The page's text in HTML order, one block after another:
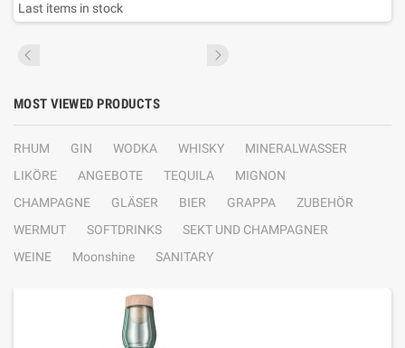
Last items in stock
MOST VIEWED PRODUCTS
RHUM GIN WODKA WHISKY
MINERALWASSER
LIKÖRE
ANGEBOTE TEQUILA
MIGNON
CHAMPAGNE
GLÄSER BIER GRAPPA
ZUBEHÖR
WERMUT
SOFTDRINKS
SEKT UND CHAMPAGNER
WEINE
Moonshine SANITARY